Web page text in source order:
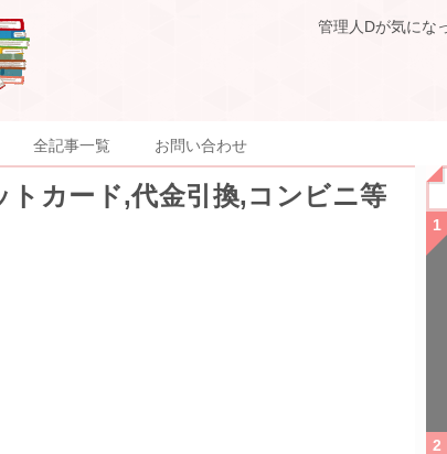
管理人Dが気にな
全記事一覧 お問い合わせ
カード,代金引換,コンビニ等